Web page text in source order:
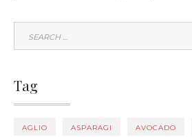
Tag
AGLIO ASPARAGI AVOCADO